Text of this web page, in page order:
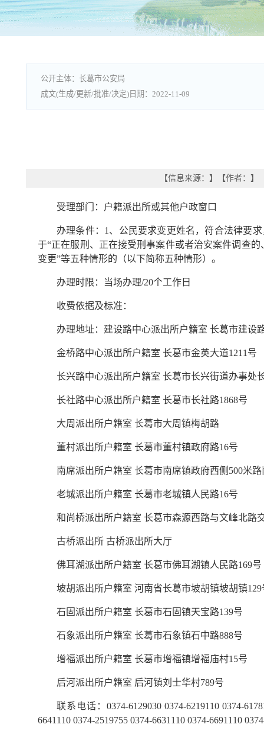
长葛市公安局
2022-11-09
【信息来源： 】 【作者： 】
受理部门：户籍派出所或其他户政窗口
办理条件：1、公民要求变更姓名，符合法律要
于“正在服刑、正在接受刑事案件或者治安案件调查
变更”等五种情形的（以下简称五种情形）。
办理时限：当场办理/20个工作日
收费依据及标准：
办理地址：建设路中心派出所户籍室 长葛市建设
金桥路中心派出所户籍室 长葛市金英大道1211号
长兴路中心派出所户籍室 长葛市长兴街道办事处
长社路中心派出所户籍室 长葛市长社路1868号
大周派出所户籍室 长葛市大周镇梅胡路
董村派出所户籍室 长葛市董村镇政府路16号
南席派出所户籍室 长葛市南席镇政府西侧500米路
老城派出所户籍室 长葛市老城镇人民路16号
和尚桥派出所户籍室 长葛市森源西路与文峰北路
古桥派出所 古桥派出所大厅
佛耳湖派出所户籍室 长葛市佛耳湖镇人民路169号
坡胡派出所户籍室 河南省长葛市坡胡镇坡胡镇129
石固派出所户籍室 长葛市石固镇天宝路139号
石象派出所户籍室 长葛市石象镇石中路888号
增福派出所户籍室 长葛市增福镇增福庙村15号
后河派出所户籍室 后河镇刘士华村789号
联系电话：0374-6129030 0374-6219110 0374-
6641110 0374-2519755 0374-6631110 0374-6691110